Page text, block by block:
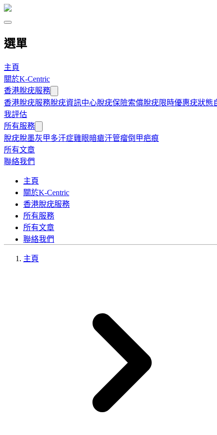
選單
主頁
關於K-Centric
香港脫疣服務
香港脫疣服務脫疣資訊中心脫疣保險索償脫疣限時優惠疣狀態
我評估
所有服務
脫疣脫墨灰甲多汗症雞眼暗瘡汗管瘤倒甲疤痕
所有文章
聯絡我們
主頁
關於K-Centric
香港脫疣服務
所有服務
所有文章
聯絡我們
主頁